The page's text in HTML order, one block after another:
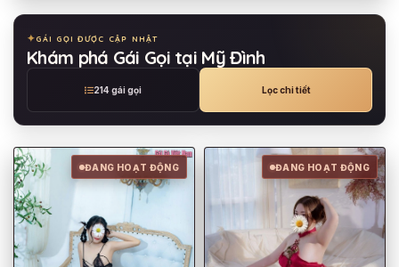
GÁI GỌI ĐƯỢC CẬP NHẬT
Khám phá Gái Gọi tại Mỹ Đình
214 gái gọi Lọc chi tiết
ĐANG HOẠT ĐỘNG ĐANG HOẠT ĐỘNG